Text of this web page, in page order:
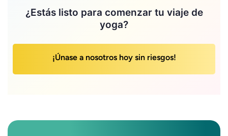
¿Estás listo para comenzar tu viaje de
yoga?
¡Únase a nosotros hoy sin riesgos!